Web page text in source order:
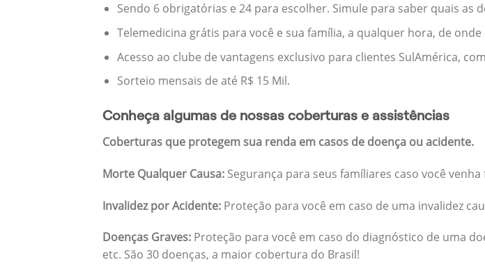
Sendo 6 obrigatórias e 24 para escolher. Simule para saber quais as
Telemedicina grátis para você e sua família, a qualquer hora, de onde
Acesso ao clube de vantagens exclusivo para clientes SulAmérica,
Sorteio mensais de até R$ 15 Mil.
Conheça algumas de nossas coberturas e assistências
Coberturas que protegem sua renda em casos de doença ou acidente.
Morte Qualquer Causa: Segurança para seus famíliares caso você venha
Invalidez por Acidente: Proteção para você em caso de uma invalidez
Doenças Graves: Proteção para você em caso do diagnóstico de uma
etc. São 30 doenças, a maior cobertura do Brasil!